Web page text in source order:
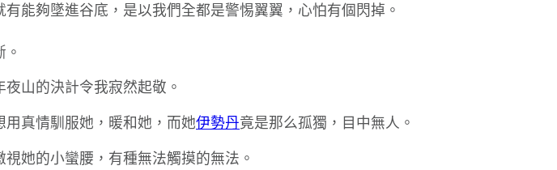
能夠墜進谷底，是以我們全都是警惕翼翼，心怕有個閃掉。
山的決計令我寂然起敬。
真情馴服她，暖和她，而她伊勢丹竟是那么孤獨，目中無人。
她的小蠻腰，有種無法觸摸的無法。